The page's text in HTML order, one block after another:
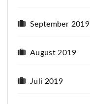
September 2019
August 2019
Juli 2019